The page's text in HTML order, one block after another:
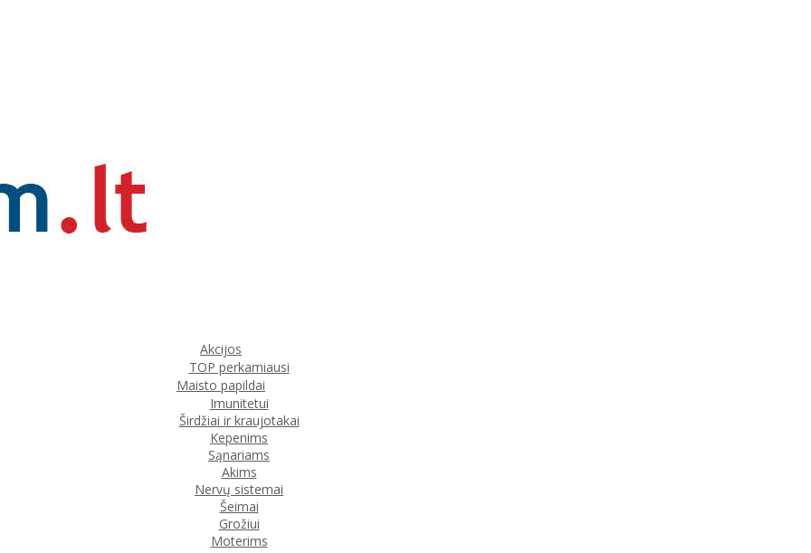
Akcijos
TOP perkamiausi
Maisto papildai
Imunitetui
Širdžiai ir kraujotakai
Kepenims
Sąnariams
Akims
Nervų sistemai
Šeimai
Grožiui
Moterims